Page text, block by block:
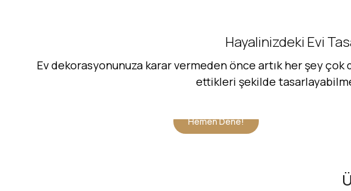
Hayalinizdeki Evi
Ev dekorasyonunuza karar vermeden önce artık her şey
ettikleri şekilde
Hemen Dene!